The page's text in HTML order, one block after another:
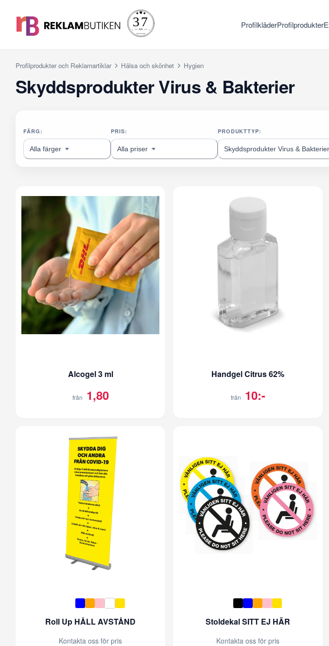
ProfilkläderProfilprodukter
Profilprodukter och Reklamartiklar Hälsa och skönhet Hygien
Skyddsprodukter Virus & Bakterier
FÄRG:
Alla färger
PRIS:
Alla priser
PRODUKTTYP:
Skyddsprodukter Virus & Bakterier
Alcogel 3 ml
från 1,80
Handgel Citrus 62%
från 10:-
Roll Up HÅLL AVSTÅND
Kontakta oss för pris
Stoldekal SITT EJ HÄR
Kontakta oss för pris